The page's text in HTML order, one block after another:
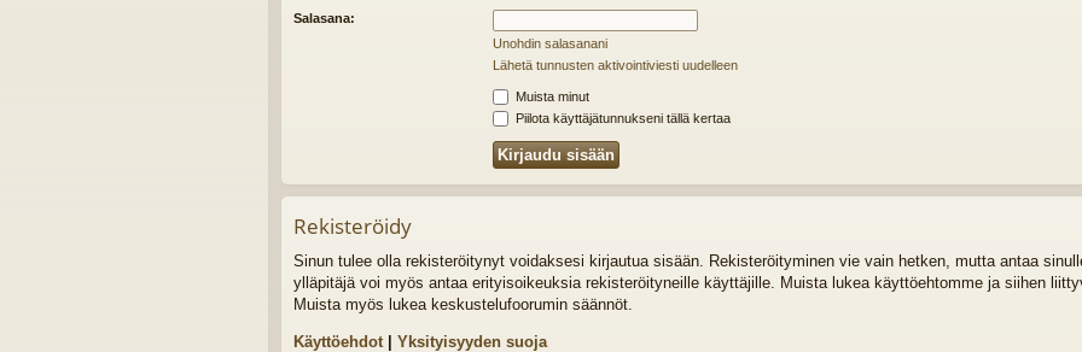
Salasana:
Unohdin salasanani
Lähetä tunnusten aktivointiviesti uudelleen
Muista minut
Piilota käyttäjätunnukseni tällä kertaa
Rekisteröidy
Sinun tulee olla rekisteröitynyt voidaksesi kirjautua sisään. Rekisteröityminen vie vain hetken, mutta antaa
ylläpitäjä voi myös antaa erityisoikeuksia rekisteröityneille käyttäjille. Muista lukea käyttöehtomme ja siihen
Muista myös lukea keskustelufoorumin säännöt.
Käyttöehdot | Yksityisyyden suoja